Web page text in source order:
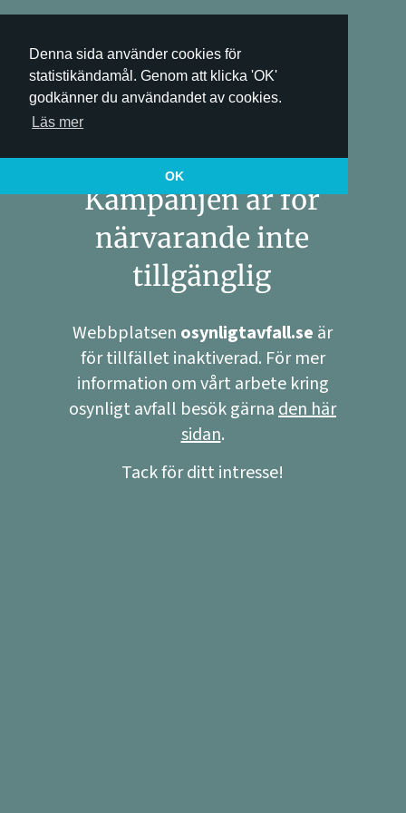
Denna sida använder cookies för
statistikändamål. Genom att klicka 'OK'
godkänner du användandet av cookies.
Läs mer
OK
Webbplatsen osynligtavfall.se är
för tillfället inaktiverad. För mer
information om vårt arbete kring
osynligt avfall besök gärnaden här
sidan.
Tack för ditt intresse!
Kampanjen är för
närvarande inte
tillgänglig